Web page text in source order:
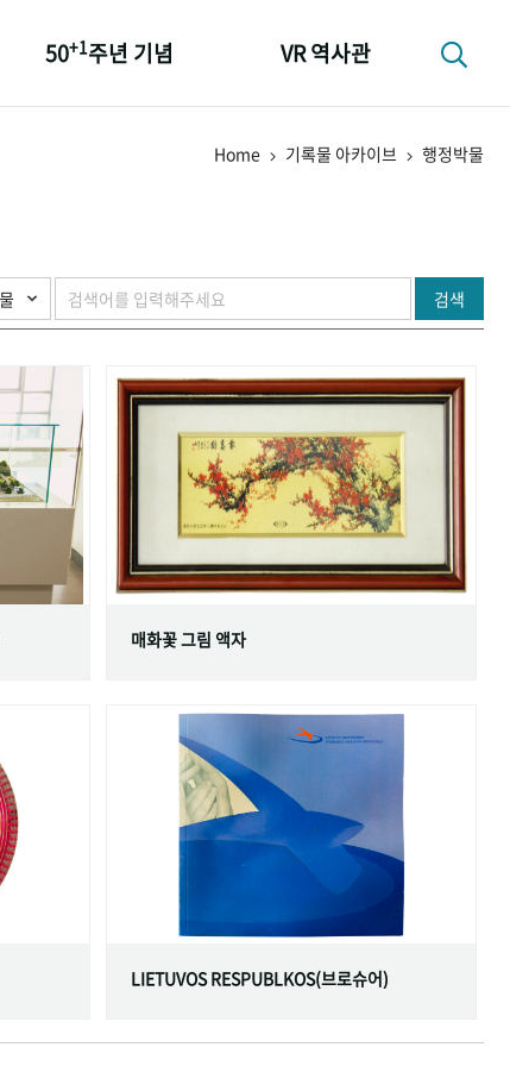
50+1주년 기념
세계와 함께 한 KIHASA
VR 역사관
Home 기록물 아카이브 행정박물
검색
매화꽃 그림 액자
LIETUVOS RESPUBLKOS(브로슈어)